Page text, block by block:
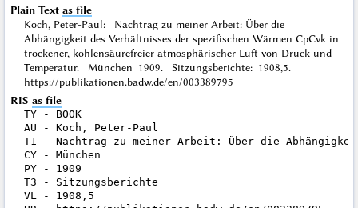
Plain Text as file
Koch, Peter-Paul: Nachtrag zu meiner Arbeit: Über die
Abhängigkeit des Verhältnisses der spezifischen Wärmen CpCvk in
trockener, kohlensäurefreier atmosphärischer Luft von Druck und
Temperatur. München 1909. Sitzungsberichte: 1908,5.
https://publikationen.badw.de/en/003389795
RIS as file
TY - BOOK
AU - Koch, Peter-Paul
T1 - Nachtrag zu meiner Arbeit: Über die
CY - München
PY - 1909
T3 - Sitzungsberichte
VL - 1908,5